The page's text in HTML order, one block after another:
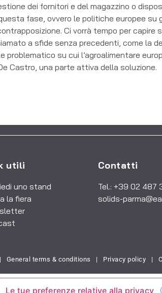
dei fornitori e del magazzino o
fase, ovvero le politiche europee su
Ci vorrà tempo per capire
a sfide senza precedenti, come la
su cui l’agroalimentare
Castro, una parte attiva della soluzione.
utili
uno stand
la fiera
Contatti
Tel.: +39 02 487
solids-
General terms & conditions | Privacy policy |
Le tue preferenze relative alla privacy